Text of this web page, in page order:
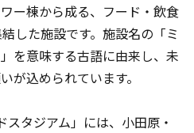
ー棟から成る、フード・飲食
した施設です。施設名の「ミ
を意味する古語に由来し、未
が込められています。
タジアム」には、小田原・